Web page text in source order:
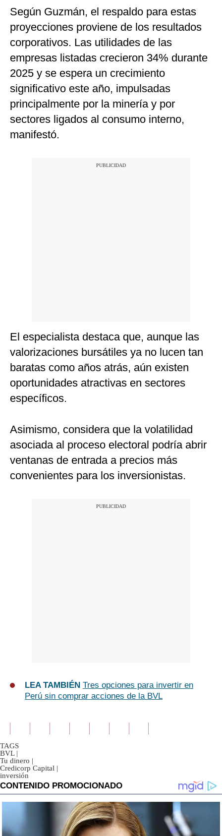
Según Guzmán, el respaldo para estas
proyecciones proviene de los resultados
corporativos. Las utilidades de las
empresas listadas crecieron 34% durante
2025 y se espera un crecimiento
significativo este año, impulsadas
principalmente por la minería y por
sectores ligados al consumo interno,
manifestó.
El especialista destaca que, aunque las
valorizaciones bursátiles ya no lucen tan
baratas como años atrás, aún existen
oportunidades atractivas en sectores
específicos.
Asimismo, considera que la volatilidad
asociada al proceso electoral podría abrir
ventanas de entrada a precios más
convenientes para los inversionistas.
LEA TAMBIÉN Tres opciones para invertir en
Perú sin comprar acciones de la BVL
TAGS
BVL |
Tu dinero |
Credicorp Capital |
inversión